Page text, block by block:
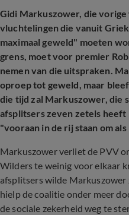
Gidi Markuszower, die
vluchtelingen die vanuit
maximaal geweld" moeten
grens, moet voor premier
nemen van die uitspraken.
oproep tot geweld, maar
die tijd zal Markuszower, die
afsplitsers zeven zetels heeft
"vooraan in de rij staan om
Markuszower verliet de PVV
Wilders te weinig voor elkaar
afsplitsers wilde
hielp de coalitie onder meer
de sociale zekerheid weg te